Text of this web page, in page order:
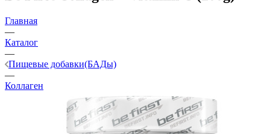
Главная
—
Каталог
—
Пищевые добавки(БАДы)
—
Коллаген